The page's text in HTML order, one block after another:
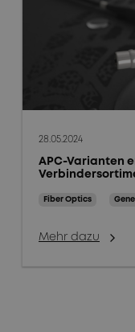
28.05.2024
APC-Varianten
Fiber Optics
Mehr dazu